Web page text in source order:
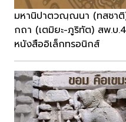
มหานิปาตวณฺณนา (ทสชา
กถา (เตมิยะ-ภูริทัต) สพ.บ
หนังสืออิเล็กทรอนิกส์